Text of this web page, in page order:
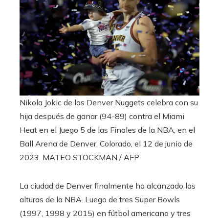
Nikola Jokic de los Denver Nuggets celebra con su
hija después de ganar (94-89) contra el Miami
Heat en el Juego 5 de las Finales de la NBA, en el
Ball Arena de Denver, Colorado, el 12 de junio de
2023. MATEO STOCKMAN / AFP
La ciudad de Denver finalmente ha alcanzado las
alturas de la NBA. Luego de tres Super Bowls
(1997, 1998 y 2015) en fútbol americano y tres